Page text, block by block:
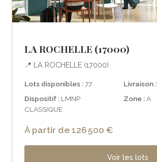
LA ROCHELLE (17000)
📍 LA ROCHELLE (17000)
Lots disponibles :77 Livraison :
Dispositif : LMNP
CLASSIQUE
Zone :A
À partir de 126 500 €
Voir les lots